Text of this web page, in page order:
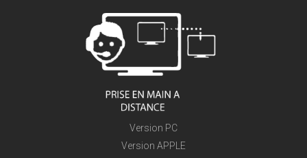
Version PC
Version APPLE